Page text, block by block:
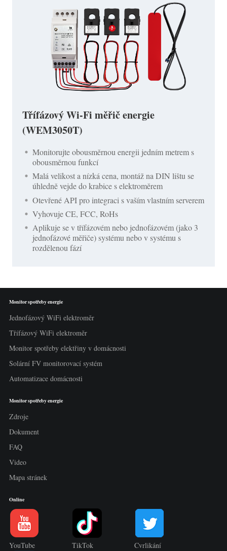
Třífázový Wi-Fi měřič energie
(WEM3050T)
Monitorujte obousměrnou energii jedním metrem s
obousměrnou funkcí
Malá velikost a nízká cena, montáž na DIN lištu se
úhledně vejde do krabice s elektroměrem
Otevřené API pro integraci s vaším vlastním serverem
Vyhovuje CE, FCC, RoHs
Aplikuje se v třífázovém nebo jednofázovém (jako 3
jednofázové měřiče) systému nebo v systému s
rozdělenou fází
Monitor spotřeby energie
Jednofázový WiFi elektroměr
Třífázový WiFi elektroměr
Monitor spotřeby elektřiny v domácnosti
Solární FV monitorovací systém
Automatizace domácnosti
Monitor spotřeby energie
Zdroje
Dokument
FAQ
Video
Mapa stránek
Online
YouTube TikTok Cvrlikání